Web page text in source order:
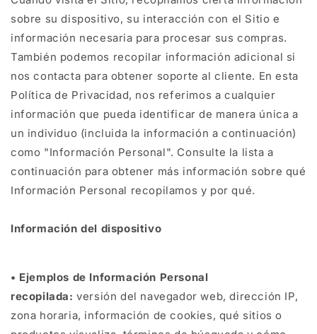
sobre su dispositivo, su interacción con el Sitio e
información necesaria para procesar sus compras.
También podemos recopilar información adicional si
nos contacta para obtener soporte al cliente. En esta
Política de Privacidad, nos referimos a cualquier
información que pueda identificar de manera única a
un individuo (incluida la información a continuación)
como "Información Personal". Consulte la lista a
continuación para obtener más información sobre qué
Información Personal recopilamos y por qué.
Información del dispositivo
• Ejemplos de Información Personal
recopilada: versión del navegador web, dirección IP,
zona horaria, información de cookies, qué sitios o